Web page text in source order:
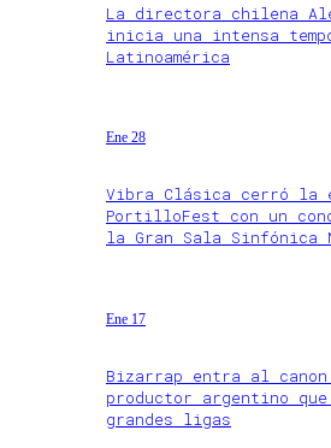
La directora chilena
inicia una intensa
Latinoamérica
Ene 28
Vibra Clásica cerró la
PortilloFest con un
la Gran Sala Sinfónica
Ene 17
Bizarrap entra al
productor argentino
grandes ligas